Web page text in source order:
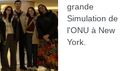
grande
Simulation de
l'ONU à New
York.